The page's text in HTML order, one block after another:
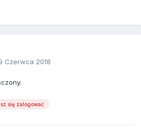
Czerwca 2018
się zalogować